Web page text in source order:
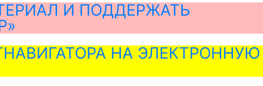
И ПОДДЕРЖАТЬ
НА ЭЛЕКТРОННУЮ